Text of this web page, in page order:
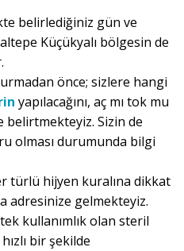
belirlediğiniz gün ve
Küçükyalı bölgesin de
önce; sizlere hangi
yapılacağını, aç mı tok mu
belirtmekteyiz. Sizin de
olması durumunda bilgi
türlü hijyen kuralına dikkat
adresinize gelmekteyiz.
kullanımlık olan steril
bir şekilde